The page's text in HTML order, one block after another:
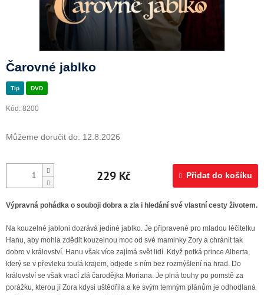
Doprava a platba
Čarovné jablko
Tip DVD
Kód: 8200
Můžeme doručit do: 12.8.2026
229 Kč Přidat do košíku
Výpravná pohádka o souboji dobra a zla i hledání své vlastní cesty životem.
Na kouzelné jabloni dozrává jediné jablko. Je připravené pro mladou léčitelku
Hanu, aby mohla zdědit kouzelnou moc od své maminky Zory a chránit tak
dobro v království. Hanu však více zajímá svět lidí. Když potká prince Alberta,
který se v převleku toulá krajem, odjede s ním bez rozmýšlení na hrad. Do
království se však vrací zlá čarodějka Moriana. Je plná touhy po pomstě za
porážku, kterou jí Zora kdysi uštědřila a ke svým temným plánům je odhodlaná